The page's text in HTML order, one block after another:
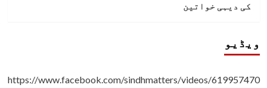
کی دیہی خواتین
ویڈیو
https://www.facebook.com/sindhmatters/videos/619957470